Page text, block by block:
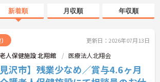
新着順 月収順 年収順
更新日：2026年07月13日
人保健施設 北翔館 医療法人北翔会
見沢市】残業少なめ／賞与4.6ヶ月